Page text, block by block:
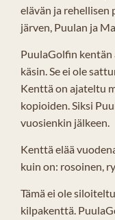
elävän ja rehellisen
järven, Puulan ja
PuulaGolfin
käsin. Se ei ole
Kenttä on ajateltu
kopioiden. Siksi
vuosienkin jälkeen.
Kenttä elää
kuin on: rosoinen,
Tämä ei ole
kilpakenttä.